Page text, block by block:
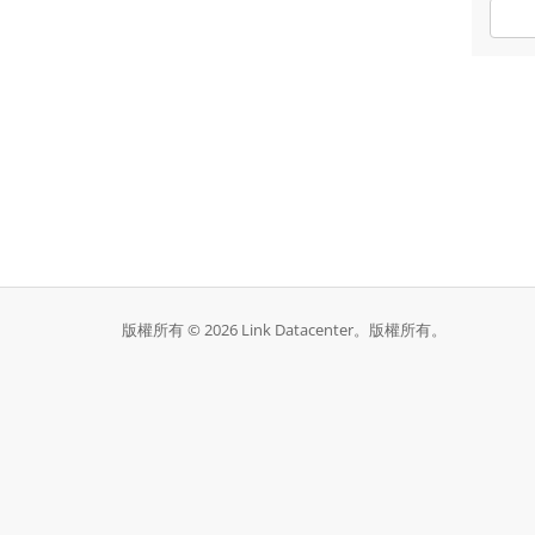
版權所有 © 2026 Link Datacenter。版權所有。